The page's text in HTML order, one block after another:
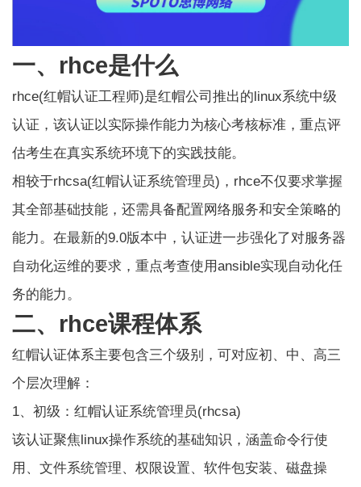
一、rhce是什么
rhce(红帽认证工程师)是红帽公司推出的linux系统中级
认证，该认证以实际操作能力为核心考核标准，重点评
估考生在真实系统环境下的实践技能。
相较于rhcsa(红帽认证系统管理员)，rhce不仅要求掌握
其全部基础技能，还需具备配置网络服务和安全策略的
能力。在最新的9.0版本中，认证进一步强化了对服务器
自动化运维的要求，重点考查使用ansible实现自动化任
务的能力。
二、rhce课程体系
红帽认证体系主要包含三个级别，可对应初、中、高三
个层次理解：
1、初级：红帽认证系统管理员(rhcsa)
该认证聚焦linux操作系统的基础知识，涵盖命令行使
用、文件系统管理、权限设置、软件包安装、磁盘操